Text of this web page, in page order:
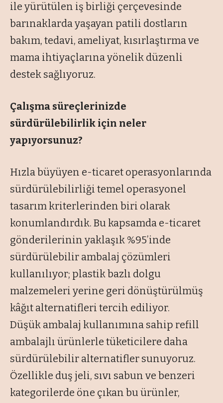
ile yürütülen iş birliği çerçevesinde
barınaklarda yaşayan patili dostların
bakım, tedavi, ameliyat, kısırlaştırma ve
mama ihtiyaçlarına yönelik düzenli
destek sağlıyoruz.
Çalışma süreçlerinizde
sürdürülebilirlik için neler
yapıyorsunuz?
Hızla büyüyen e-ticaret operasyonlarında
sürdürülebilirliği temel operasyonel
tasarım kriterlerinden biri olarak
konumlandırdık. Bu kapsamda e-ticaret
gönderilerinin yaklaşık %95’inde
sürdürülebilir ambalaj çözümleri
kullanılıyor; plastik bazlı dolgu
malzemeleri yerine geri dönüştürülmüş
kâğıt alternatifleri tercih ediliyor.
Düşük ambalaj kullanımına sahip refill
ambalajlı ürünlerle tüketicilere daha
sürdürülebilir alternatifler sunuyoruz.
Özellikle duş jeli, sıvı sabun ve benzeri
kategorilerde öne çıkan bu ürünler,